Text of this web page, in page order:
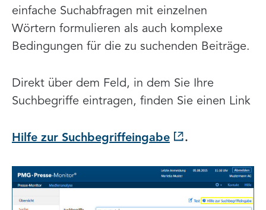
einfache Suchabfragen mit einzelnen
Wörtern formulieren als auch komplexe
Bedingungen für die zu suchenden Beiträge.
Direkt über dem Feld, in dem Sie Ihre
Suchbegriffe eintragen, finden Sie einen Link
Hilfe zur Suchbegriffeingabe .